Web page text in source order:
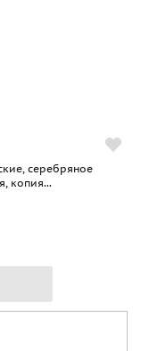
серебряное
копия...